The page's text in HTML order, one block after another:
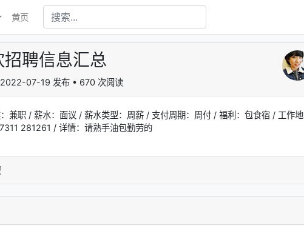
黄页
聘信息汇总
07-19 发布 • 670 次阅读
兼职 / 薪水：面议 / 薪水类型：周薪 / 支付周期：周付 / 福利：包食宿 / 工作地
281261 / 详情：请熟手油包勤劳的